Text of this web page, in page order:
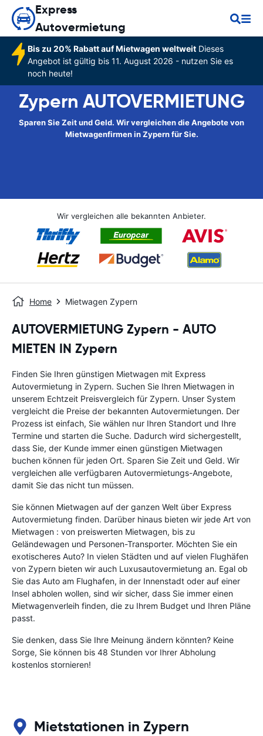
Express
Autovermietung
Bis zu 20% Rabatt auf Mietwagen weltweitDieses
Angebot ist gültig bis 11. August 2026 - nutzen Sie es
noch heute!
Zypern AUTOVERMIETUNG
Sparen Sie Zeit und Geld. Wir vergleichen die Angebote von
Mietwagenfirmen in Zypern für Sie.
Wir vergleichen alle bekannten Anbieter.
Home Mietwagen Zypern
AUTOVERMIETUNG Zypern - AUTO
MIETEN IN Zypern
Finden Sie Ihren günstigen Mietwagen mit Express
Autovermietung in Zypern. Suchen Sie Ihren Mietwagen in
unserem Echtzeit Preisvergleich für Zypern. Unser System
vergleicht die Preise der bekannten Autovermietungen. Der
Prozess ist einfach, Sie wählen nur Ihren Standort und Ihre
Termine und starten die Suche. Dadurch wird sichergestellt,
dass Sie, der Kunde immer einen günstigen Mietwagen
buchen können für jeden Ort. Sparen Sie Zeit und Geld. Wir
vergleichen alle verfügbaren Autovermietungs-Angebote,
damit Sie das nicht tun müssen.
Sie können Mietwagen auf der ganzen Welt über Express
Autovermietung finden. Darüber hinaus bieten wir jede Art von
Mietwagen : von preiswerten Mietwagen, bis zu
Geländewagen und Personen-Transporter. Möchten Sie ein
exotischeres Auto? In vielen Städten und auf vielen Flughäfen
von Zypern bieten wir auch Luxusautovermietung an. Egal ob
Sie das Auto am Flughafen, in der Innenstadt oder auf einer
Insel abholen wollen, sind wir sicher, dass Sie immer einen
Mietwagenverleih finden, die zu Ihrem Budget und Ihren Pläne
passt.
Sie denken, dass Sie Ihre Meinung ändern könnten? Keine
Sorge, Sie können bis 48 Stunden vor Ihrer Abholung
kostenlos stornieren!
Mietstationen in Zypern